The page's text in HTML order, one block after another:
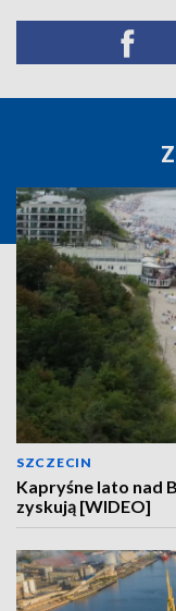
SZCZECIN
Kapryśne lato nad
zyskują [WIDEO]